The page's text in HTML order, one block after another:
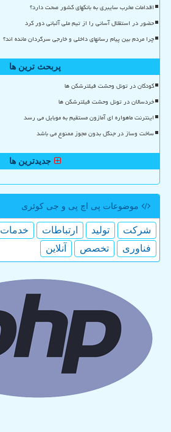
اقدامات مخرب سایبری به بانکهای کشور صحت دارد؟
حضور در استقلال آسانی را از تیم ملی آلبانی دور کرد
چرا مردم بین پیام رسانهای داخلی و خارجی سرگردان مانده اند؟
پربحث ترین ها
کودکان در تونل وحشت فیلترشکن ها
خردسالان در تونل وحشت فیلترشکن ها
اینترنت ماهواره ای آمازون مستقیم به موبایل می رسد
ساخت وساز در جنگل بدون مجوز ممنوع می باشد
جدیدترین ها
موضوعات پی اچ پی و جی كوئری
شركت تولید ارتباطات خدمات
فناوری
تخصص آنلاین